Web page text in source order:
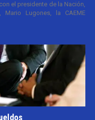
el presidente de la Nación,
Lugones, la CAEME